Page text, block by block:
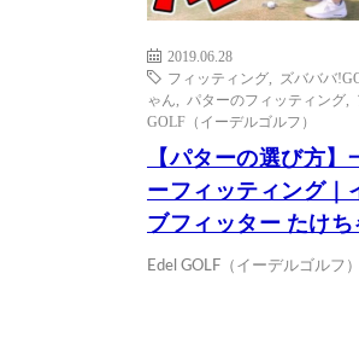
2019.06.28
フィッティング
ズバババ
ゃん
パターのフィッティング
GOLF（イーデルゴルフ）
【パターの選び方
ーフィッティング｜
ブフィッター たけち
Edel GOLF（イーデルゴルフ